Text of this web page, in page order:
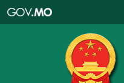
特
政
区
政